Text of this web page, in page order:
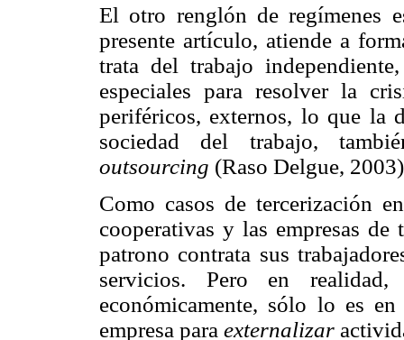
El otro renglón de regímenes
presente artículo, atiende a
trata del trabajo
especiales para resolver la
periféricos, externos, lo que la
sociedad del trabajo,
outsourcing (Raso Delgue,
Como casos de tercerización
cooperativas y las empresas
patrono contrata sus
servicios. Pero en
económicamente, sólo lo es
empresa para externalizar